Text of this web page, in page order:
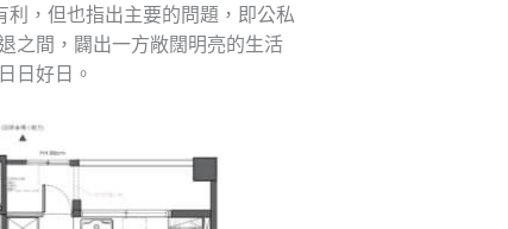
，但也指出主要的問題，即公私
之間，闢出一方敞闊明亮的生活
日好日。